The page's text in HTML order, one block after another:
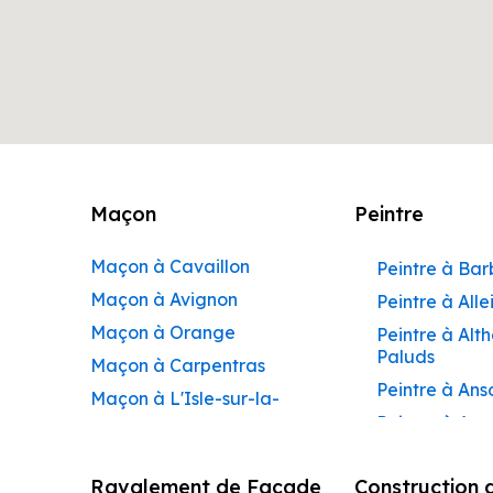
Maçon
Maçon à Cavaillon
Maçon à Avignon
Maçon à Orange
Maçon à Carpentras
Maçon à L'Isle-sur-la-
Peintre
Peintre à
Peintre à
Peintre à
Paluds
Peintre à
Peintre à Apt
Peintre à
Ravalement de Façade Construction